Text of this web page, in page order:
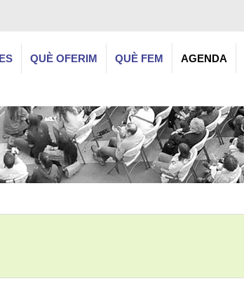
QUÈ OFERIM QUÈ FEM AGENDA